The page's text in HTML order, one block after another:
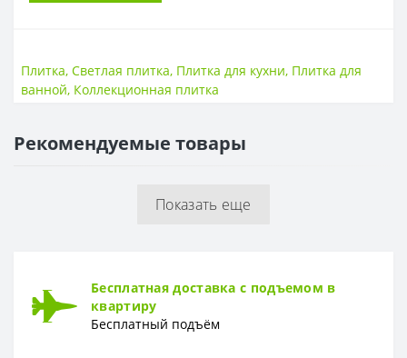
Размер
900*20
Тип
ПОВЕРХНОСТЬ
Плитка,Светлая плитка, Плитка для кухни, Плитка для
ванной, Коллекционная плитка
Рекомендуемые товары
Показать еще
Бесплатная доставка с подъемом в
квартиру
Бесплатный подъём